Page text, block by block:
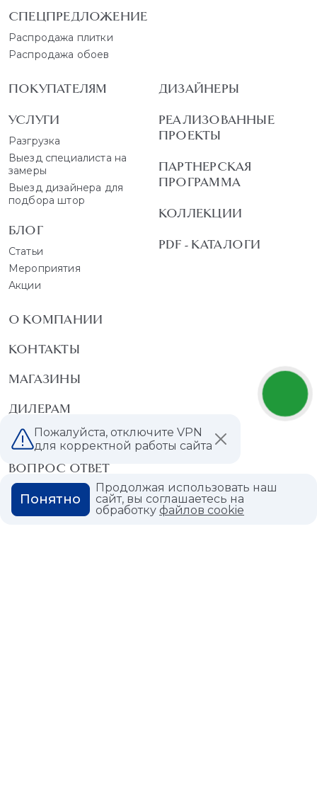
СПЕЦПРЕДЛОЖЕНИЕ
Распродажа плитки
Распродажа обоев
ПОКУПАТЕЛЯМ
УСЛУГИ
Разгрузка
Выезд специалиста на
замеры
Выезд дизайнера для
подбора штор
БЛОГ
Статьи
Мероприятия
Акции
ДИЗАЙНЕРЫ
РЕАЛИЗОВАННЫЕ
ПРОЕКТЫ
ПАРТНЕРСКАЯ
ПРОГРАММА
КОЛЛЕКЦИИ
PDF - КАТАЛОГИ
О КОМПАНИИ
КОНТАКТЫ
МАГАЗИНЫ
ДИЛЕРАМ
ВАКАНСИИ
ВОПРОС ОТВЕТ
ГЛОССАРИЙ
Пожалуйста, отключите VPN
для корректной работы сайта
Продолжая использовать наш
сайт, вы соглашаетесь на
обработкуфайлов cookie
Понятно